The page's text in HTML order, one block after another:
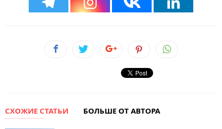
СХОЖИЕ СТАТЬИ БОЛЬШЕ ОТ АВТОРА